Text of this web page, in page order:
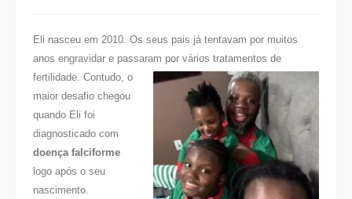
Eli nasceu em 2010. Os seus pais já tentavam por muitos
anos engravidar e passaram por vários tratamentos de
fertilidade. Contudo, o
maior desafio chegou
quando Eli foi
diagnosticado com
doença falciforme
logo após o seu
nascimento.